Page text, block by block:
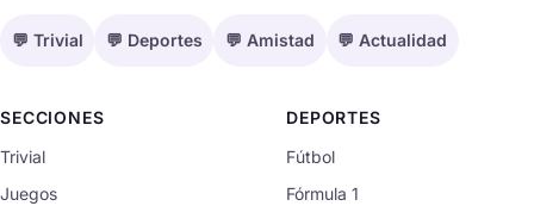
💬 Trivial 💬 Deportes 💬 Amistad 💬 Actualidad
SECCIONES
Trivial
Juegos
DEPORTES
Fútbol
Fórmula 1